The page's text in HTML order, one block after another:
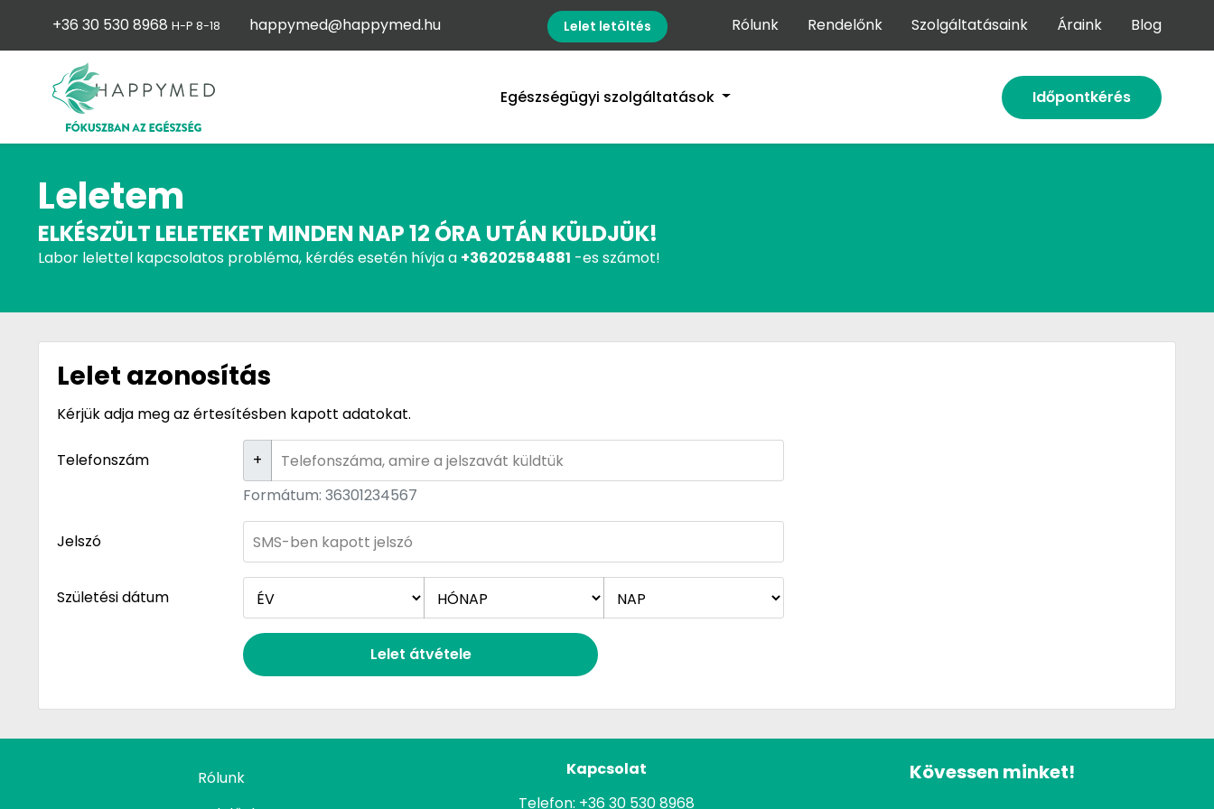
+36 30 530 8968 H-P 8-18 happymed@happymed.hu Lelet letöltés Rólunk Rendelőnk Szolgáltatásaink Áraink Blog
Egészségügyi szolgáltatások Időpontkérés
Leletem
ELKÉSZÜLT LELETEKET MINDEN NAP 12 ÓRA UTÁN KÜLDJÜK!
Labor lelettel kapcsolatos probléma, kérdés esetén hívja a +36202584881 -es számot!
Lelet azonosítás
Kérjük adja meg az értesítésben kapott adatokat.
Telefonszám
+
Formátum: 36301234567
Jelszó
Születési dátum
Lelet átvétele
Rólunk
Kapcsolat
Telefon: +36 30 530 8968
Kövessen minket!